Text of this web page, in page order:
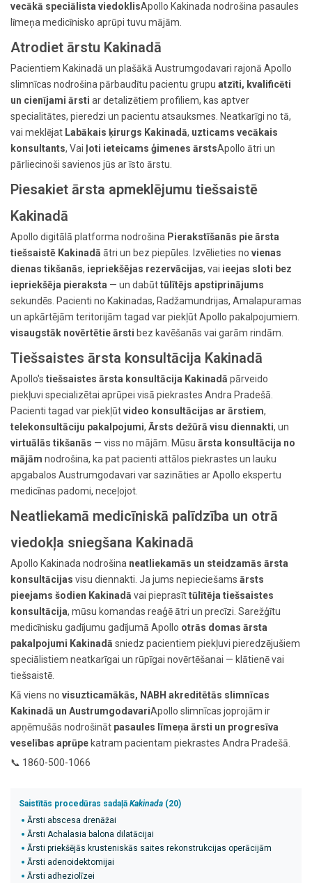
vecākā speciālista viedoklisApollo Kakinada nodrošina pasaules
līmeņa medicīnisko aprūpi tuvu mājām.
Atrodiet ārstu Kakinadā
Pacientiem Kakinadā un plašākā Austrumgodavari rajonā Apollo
slimnīcas nodrošina pārbaudītu pacientu grupu atzīti, kvalificēti
un cienījami ārsti ar detalizētiem profiliem, kas aptver
specialitātes, pieredzi un pacientu atsauksmes. Neatkarīgi no tā,
vai meklējat Labākais ķirurgs Kakinadā, uzticams vecākais
konsultants, Vai ļoti ieteicams ģimenes ārstsApollo ātri un
pārliecinoši savienos jūs ar īsto ārstu.
Piesakiet ārsta apmeklējumu tiešsaistē
Kakinadā
Apollo digitālā platforma nodrošina Pierakstīšanās pie ārsta
tiešsaistē Kakinadā ātri un bez piepūles. Izvēlieties no vienas
dienas tikšanās, iepriekšējas rezervācijas, vai ieejas sloti bez
iepriekšēja pieraksta — un dabūttūlītējs apstiprinājums
sekundēs. Pacienti no Kakinadas, Radžamundrijas, Amalapuramas
un apkārtējām teritorijām tagad var piekļūt Apollo pakalpojumiem.
visaugstāk novērtētie ārsti bez kavēšanās vai garām rindām.
Tiešsaistes ārsta konsultācija Kakinadā
Apollo's tiešsaistes ārsta konsultācija Kakinadā pārveido
piekļuvi specializētai aprūpei visā piekrastes Andra Pradešā.
Pacienti tagad var piekļūtvideo konsultācijas ar ārstiem,
telekonsultāciju pakalpojumi, Ārsts dežūrā visu diennakti, un
virtuālās tikšanās — viss no mājām. Mūsu ārsta konsultācija no
mājām nodrošina, ka pat pacienti attālos piekrastes un lauku
apgabalos Austrumgodavari var sazināties ar Apollo ekspertu
medicīnas padomi, neceļojot.
Neatliekamā medicīniskā palīdzība un otrā
viedokļa sniegšana Kakinadā
Apollo Kakinada nodrošina neatliekamās un steidzamās ārsta
konsultācijas visu diennakti. Ja jums nepieciešams ārsts
pieejams šodien Kakinadā vai pieprasīttūlītēja tiešsaistes
konsultācija, mūsu komandas reaģē ātri un precīzi. Sarežģītu
medicīnisku gadījumu gadījumā Apollo otrās domas ārsta
pakalpojumi Kakinadā sniedz pacientiem piekļuvi pieredzējušiem
speciālistiem neatkarīgai un rūpīgai novērtēšanai — klātienē vai
tiešsaistē.
Kā viens no visuzticamākās, NABH akreditētās slimnīcas
Kakinadā un AustrumgodavariApollo slimnīcas joprojām ir
apņēmušās nodrošināt pasaules līmeņa ārsti un progresīva
veselības aprūpe katram pacientam piekrastes Andra Pradešā.
📞 1860-500-1066
Saistītās procedūras sadaļā Kakinada (20)
Ārsti abscesa drenāžai
Ārsti Achalasia balona dilatācijai
Ārsti priekšējās krusteniskās saites rekonstrukcijas operācijām
Ārsti adenoidektomijai
Ārsti adheziolīzei